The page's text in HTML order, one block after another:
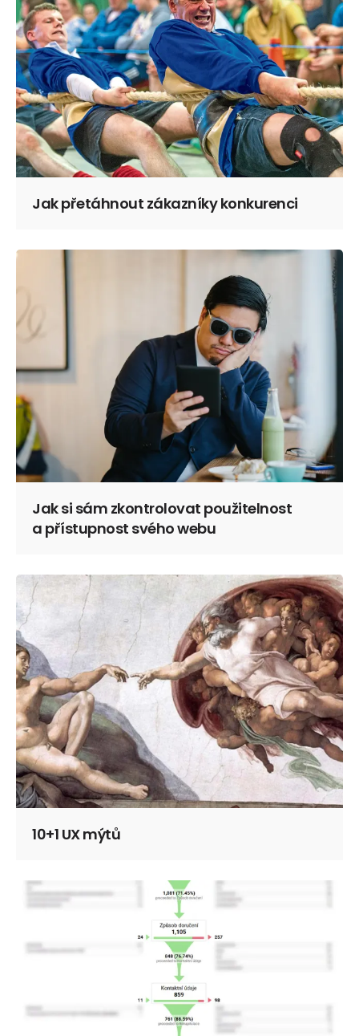
Jak přetáhnout zákazníky konkurenci
Jak si sám zkontrolovat použitelnost
a přístupnost svého webu
10+1 UX mýtů